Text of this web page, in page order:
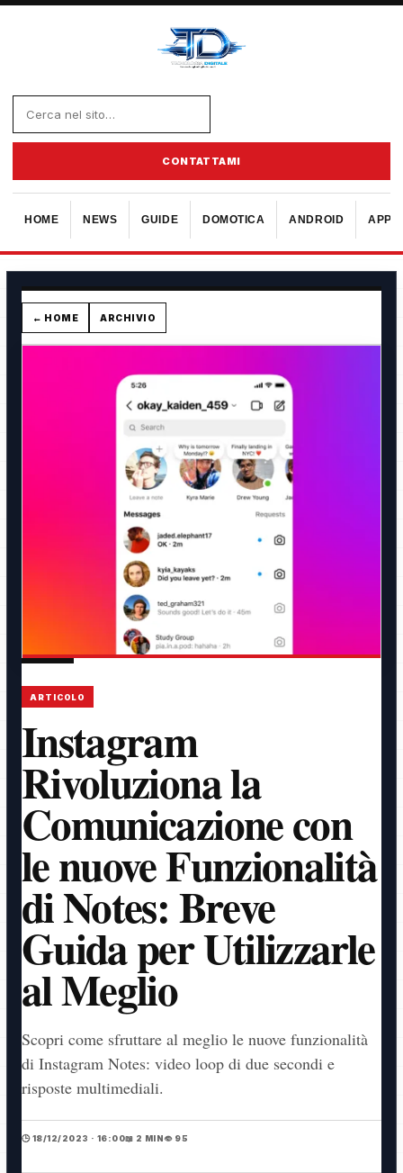
CONTATTAMI
HOME NEWS GUIDE DOMOTICA ANDROID
← HOME ARCHIVIO
ARTICOLO
Instagram
Rivoluziona la
Comunicazione con
le nuove Funzionalità
di Notes: Breve
Guida per Utilizzarle
al Meglio
Scopri come sfruttare al meglio le nuove funzionalità
di Instagram Notes: video loop di due secondi e
risposte multimediali.
🕒 18/12/2023 · 16:00📖 2 MIN 👁️ 95